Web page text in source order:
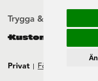
Trygga & säkra
Privat Företag